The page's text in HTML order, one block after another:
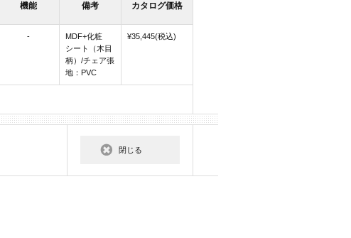
機能 備考 カタログ価格
-
MDF+化粧
シート（木目
柄）/チェア張
地：PVC
¥35,445(税込)
閉じる